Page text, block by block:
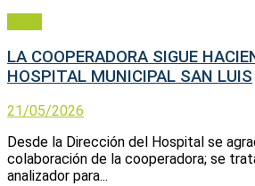
LA COOPERADORA SIGUE
HOSPITAL MUNICIPAL SAN LUIS
21/05/2026
Desde la Dirección del Hospital se
colaboración de la cooperadora; se
analizador para...